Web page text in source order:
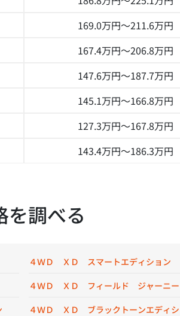
169.0万円～211.6万円
167.4万円～206.8万円
147.6万円～187.7万円
145.1万円～166.8万円
127.3万円～167.8万円
143.4万円～186.3万円
を調べる
４ＷＤ ＸＤ スマートエディション
４ＷＤ ＸＤ フィールド ジャーニー
４ＷＤ ＸＤ ブラックトーンエディシ